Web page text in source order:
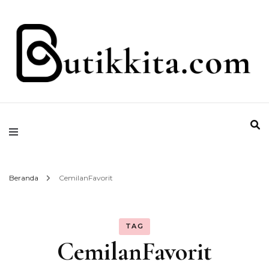
butikkita.com
Beranda CemilanFavorit
TAG
CemilanFavorit